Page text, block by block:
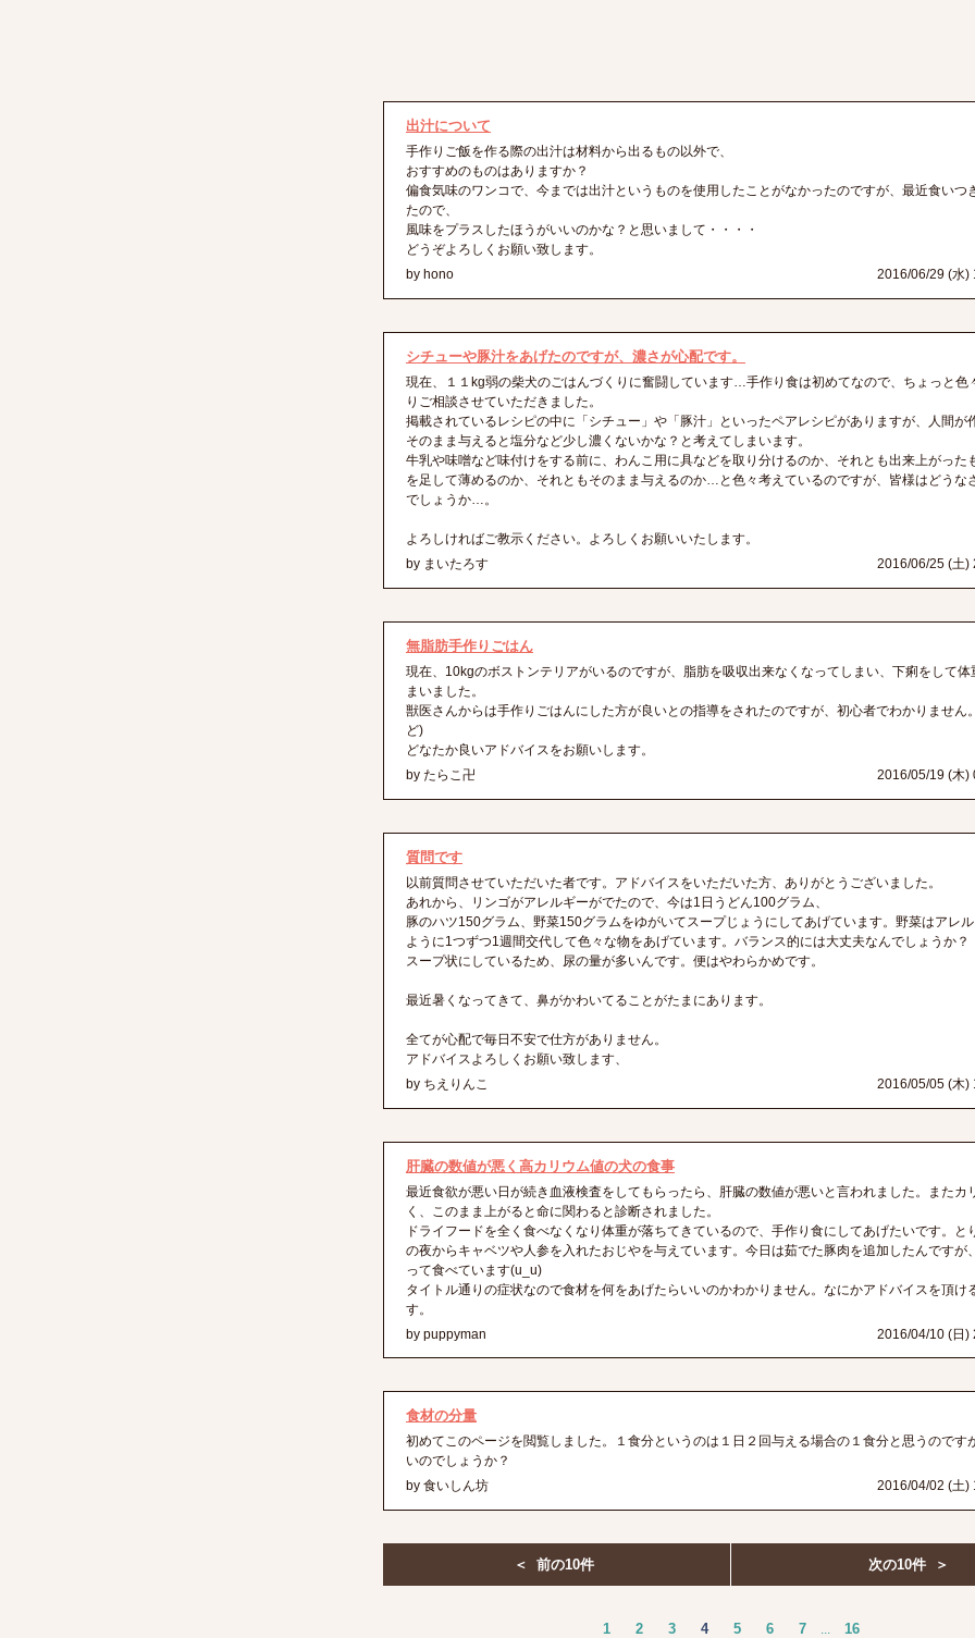
出汁について
手作りご飯を作る際の出汁は材料から出るもの以外で、
おすすめのものはありますか？
偏食気味のワンコで、今までは出汁というものを使用したことがなかったのですが、最近食いつ
たので、
風味をプラスしたほうがいいのかな？と思いまして・・・・
どうぞよろしくお願い致します。
by hono
2016/06/29 (水)
シチューや豚汁をあげたのですが、濃さが心配です。
現在、１１kg弱の柴犬のごはんづくりに奮闘しています…手作り食は初めてなので、ちょっと色
りご相談させていただきました。
掲載されているレシピの中に「シチュー」や「豚汁」といったペアレシピがありますが、人間が
そのまま与えると塩分など少し濃くないかな？と考えてしまいます。
牛乳や味噌など味付けをする前に、わんこ用に具などを取り分けるのか、それとも出来上がった
を足して薄めるのか、それともそのまま与えるのか…と色々考えているのですが、皆様はどうな
でしょうか…。
よろしければご教示ください。よろしくお願いいたします。
by まいたろす
2016/06/25 (土)
無脂肪手作りごはん
現在、10kgのボストンテリアがいるのですが、脂肪を吸収出来なくなってしまい、下痢をして体
まいました。
獣医さんからは手作りごはんにした方が良いとの指導をされたのですが、初心者でわかりません
ど)
どなたか良いアドバイスをお願いします。
by たらこ卍
2016/05/19 (木)
質問です
以前質問させていただいた者です。アドバイスをいただいた方、ありがとうございました。
あれから、リンゴがアレルギーがでたので、今は1日うどん100グラム、
豚のハツ150グラム、野菜150グラムをゆがいてスープじょうにしてあげています。野菜はアレ
ように1つずつ1週間交代して色々な物をあげています。バランス的には大丈夫なんでしょうか？
スープ状にしているため、尿の量が多いんです。便はやわらかめです。
最近暑くなってきて、鼻がかわいてることがたまにあります。
全てが心配で毎日不安で仕方がありません。
アドバイスよろしくお願い致します、
by ちえりんこ
2016/05/05 (木)
肝臓の数値が悪く高カリウム値の犬の食事
最近食欲が悪い日が続き血液検査をしてもらったら、肝臓の数値が悪いと言われました。またカ
く、このまま上がると命に関わると診断されました。
ドライフードを全く食べなくなり体重が落ちてきているので、手作り食にしてあげたいです。と
の夜からキャベツや人参を入れたおじやを与えています。今日は茹でた豚肉を追加したんですが
って食べています(u_u)
タイトル通りの症状なので食材を何をあげたらいいのかわかりません。なにかアドバイスを頂け
す。
by puppyman
2016/04/10 (日)
食材の分量
初めてこのページを閲覧しました。１食分というのは１日２回与える場合の１食分と思うのです
いのでしょうか？
by 食いしん坊
2016/04/02 (土)
＜ 前の10件 次の10件 ＞
1 2 3 4 5 6 7 ... 16